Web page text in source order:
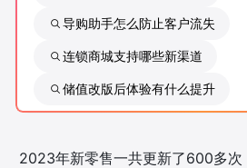
行业洞察
品牌消费观 行业报告
导购助手怎么防止客户流失
连锁商城支持哪些新渠道
储值改版后体验有什么提升
2023年新零售一共更新了600多次